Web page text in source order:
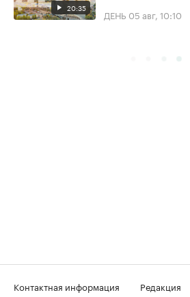
20:35 ДЕНЬ 05 авг, 10:10
Контактная информация Редакция